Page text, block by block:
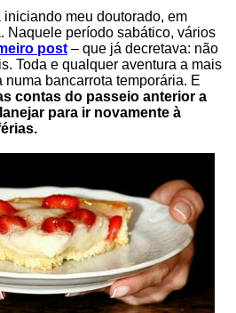
meu doutorado, em
Naquele período sabático, vários
post – que já decretava: não
Toda e qualquer aventura a mais
bancarrota temporária. E
contas do passeio anterior a
para ir novamente à